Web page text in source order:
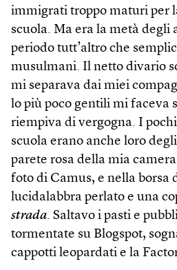
immigrati troppo maturi per
scuola. Ma era la metà degli
periodo tutt’altro che
musulmani. Il netto divario
mi separava dai miei
lo più poco gentili mi faceva
riempiva di vergogna. I
scuola erano anche loro
parete rosa della mia
foto di Camus, e nella borsa
lucidalabbra perlato e una
strada. Saltavo i pasti e
tormentate su Blogspot,
cappotti leopardati e la